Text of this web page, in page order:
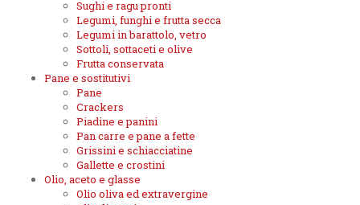
Sughi e ragu pronti
Legumi, funghi e frutta secca
Legumi in barattolo, vetro
Sottoli, sottaceti e olive
Frutta conservata
Pane e sostitutivi
Pane
Crackers
Piadine e panini
Pan carre e pane a fette
Grissini e schiacciatine
Gallette e crostini
Olio, aceto e glasse
Olio oliva ed extravergine